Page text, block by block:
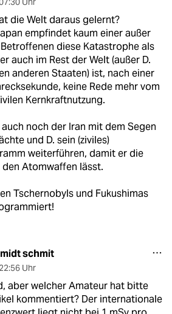
die Welt daraus gelernt?
empfindet kaum einer außer
diese Katastrophe als
auch im Rest der Welt (außer D.
anderen Staaten) ist, nach einer
keine Rede mehr vom
Kernkraftnutzung.
noch der Iran mit dem Segen
und D. sein (ziviles)
weiterführen, damit er die
den Atomwaffen lässt.
Tschernobyls und Fukushimas
schmit
22:56 Uhr
aber welcher Amateur hat bitte
kommentiert? Der internationale